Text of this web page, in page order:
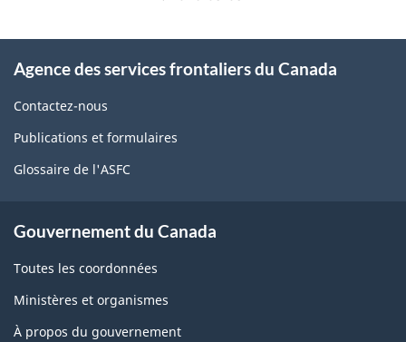
page
propos
de
ce
Agence des services frontaliers du Canada
Contactez-nous
Publications et formulaires
Glossaire de l'ASFC
Gouvernement du Canada
Toutes les coordonnées
Ministères et organismes
À propos du gouvernement